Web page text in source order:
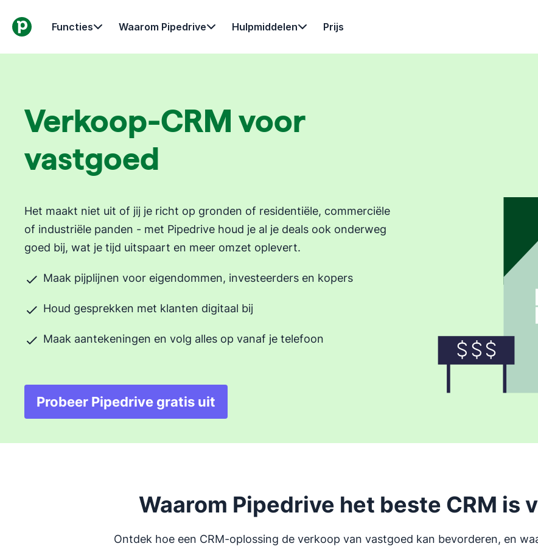
Functies Waarom Pipedrive Hulpmiddelen Prijs
Verkoop-CRM voor
vastgoed
Het maakt niet uit of jij je richt op gronden of residentiële, commerciële
of industriële panden - met Pipedrive houd je al je deals ook onderweg
goed bij, wat je tijd uitspaart en meer omzet oplevert.
Maak pijplijnen voor eigendommen, investeerders en kopers
Houd gesprekken met klanten digitaal bij
Maak aantekeningen en volg alles op vanaf je telefoon
Probeer Pipedrive gratis uit
Opent in nieuw venster
Waarom Pipedrive het beste CRM is
Ontdek hoe een CRM-oplossing de verkoop van vastgoed kan bevorderen, en